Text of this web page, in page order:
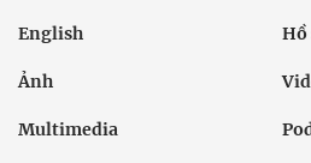
English Hồ
Ảnh
Multimedia